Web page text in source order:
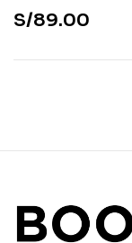
S/89.00